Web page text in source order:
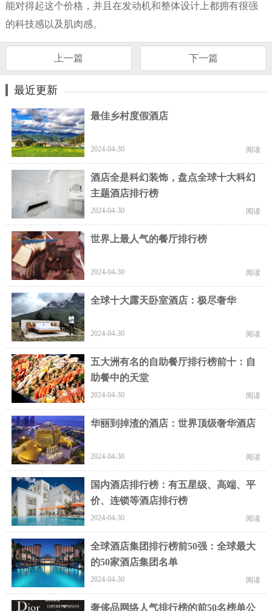
能对得起这个价格，并且在发动机和整体设计上都拥有很强
的科技感以及肌肉感。
上一篇 下一篇
最近更新
最佳乡村度假酒店
2024-04-30 阅读
酒店全是科幻装饰，盘点全球十大科幻
主题酒店排行榜
2024-04-30 阅读
世界上最人气的餐厅排行榜
2024-04-30 阅读
全球十大露天卧室酒店：极尽奢华
2024-04-30 阅读
五大洲有名的自助餐厅排行榜前十：自
助餐中的天堂
2024-04-30 阅读
华丽到掉渣的酒店：世界顶级奢华酒店
2024-04-30 阅读
国内酒店排行榜：有五星级、高端、平
价、连锁等酒店排行榜
2024-04-30 阅读
全球酒店集团排行榜前50强：全球最大
的50家酒店集团名单
2024-04-30 阅读
奢侈品网络人气排行榜的前50名榜单公